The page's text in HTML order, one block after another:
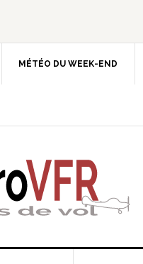
MÉTÉO DU WEEK-END